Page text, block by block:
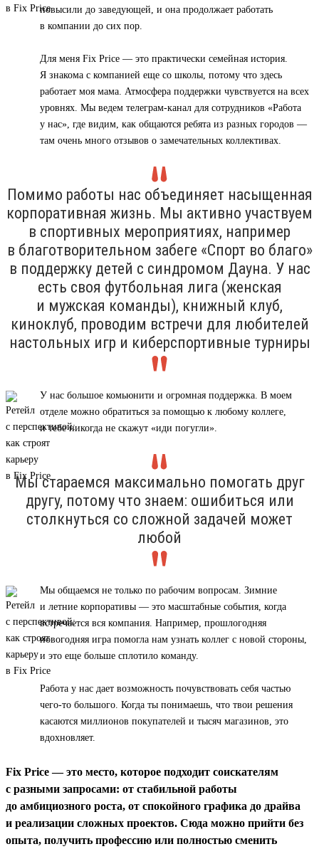
повысили до заведующей, и она продолжает работать
в компании до сих пор.
Для меня Fix Price — это практически семейная история.
Я знакома с компанией еще со школы, потому что здесь
работает моя мама. Атмосфера поддержки чувствуется на всех
уровнях. Мы ведем телеграм-канал для сотрудников «Работа
у нас», где видим, как общаются ребята из разных городов —
там очень много отзывов о замечательных коллективах.
Помимо работы нас объединяет насыщенная
корпоративная жизнь. Мы активно участвуем
в спортивных мероприятиях, например
в благотворительном забеге «Спорт во благо»
в поддержку детей с синдромом Дауна. У нас
есть своя футбольная лига (женская
и мужская команды), книжный клуб,
киноклуб, проводим встречи для любителей
настольных игр и киберспортивные турниры
У нас большое комьюнити и огромная поддержка. В моем
отделе можно обратиться за помощью к любому коллеге,
и тебе никогда не скажут «иди погугли».
Мы стараемся максимально помогать друг
другу, потому что знаем: ошибиться или
столкнуться со сложной задачей может
любой
Мы общаемся не только по рабочим вопросам. Зимние
и летние корпоративы — это масштабные события, когда
встречается вся компания. Например, прошлогодняя
новогодняя игра помогла нам узнать коллег с новой стороны,
и это еще больше сплотило команду.
Работа у нас дает возможность почувствовать себя частью
чего-то большого. Когда ты понимаешь, что твои решения
касаются миллионов покупателей и тысяч магазинов, это
вдохновляет.
Fix Price — это место, которое подходит соискателям
с разными запросами: от стабильной работы
до амбициозного роста, от спокойного графика до драйва
и реализации сложных проектов. Сюда можно прийти без
опыта, получить профессию или полностью сменить